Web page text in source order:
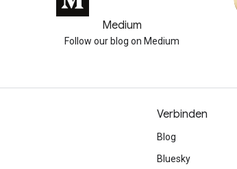
Medium
Follow our blog on Medium
Verbinden
Blog
Bluesky